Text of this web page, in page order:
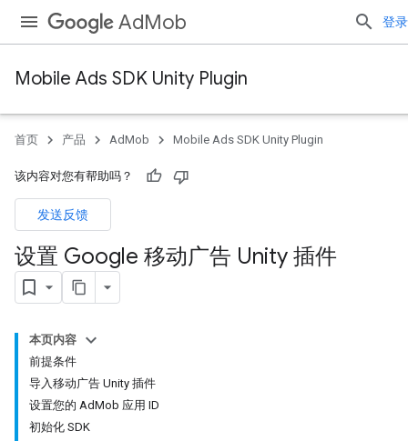
AdMob 登录
Mobile Ads SDK Unity Plugin
首页 产品 AdMob Mobile Ads SDK Unity Plugin
该内容对您有帮助吗？
发送反馈
设置 Google 移动广告 Unity 插件
本页内容
前提条件
导入移动广告 Unity 插件
设置您的 AdMob 应用 ID
初始化 SDK